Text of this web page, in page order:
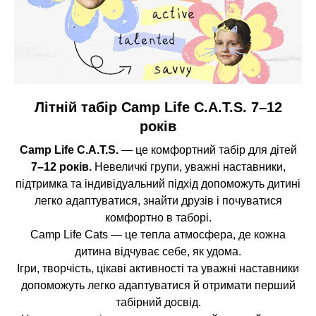
Літній табір Camp Life C.A.T.S. 7–12
років
Camp Life C.A.T.S. — це комфортний табір для дітей
7–12 років.Невеличкі групи, уважні наставники,
підтримка та індивідуальний підхід допоможуть дитині
легко адаптуватися, знайти друзів і почуватися
комфортно в таборі.
Camp Life Cats — це тепла атмосфера, де кожна
дитина відчуває себе, як удома.
Ігри, творчість, цікаві активності та уважні наставники
допоможуть легко адаптуватися й отримати перший
табірний досвід.